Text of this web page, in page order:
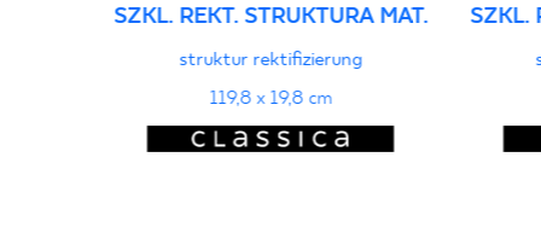
SZKL. REKT. STRUKTURA MAT.
struktur rektifizierung
119,8 x 19,8 cm
SZKL.